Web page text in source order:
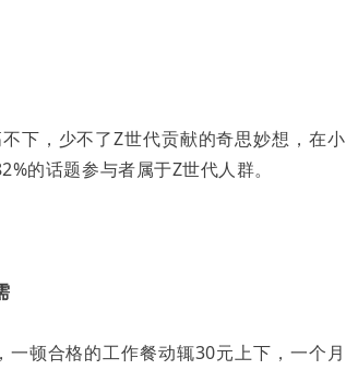
下，少不了Z世代贡献的奇思妙想，在小
的话题参与者属于Z世代人群。
顿合格的工作餐动辄30元上下，一个月